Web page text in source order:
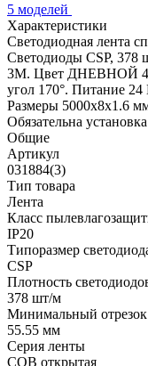
5 моделей
Характеристики
Светодиодная лента
Светодиоды CSP, 378
3M. Цвет ДНЕВНОЙ
угол 170°. Питание
Размеры 5000x8x1.6
Обязательна
Общие
Артикул
031884(3)
Тип товара
Лента
Класс
IP20
Типоразмер
CSP
Плотность
378 шт/м
Минимальный отрезок
55.55 мм
Серия ленты
COB открытая